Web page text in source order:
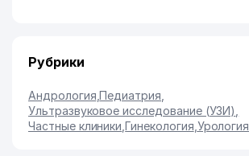
Рубрики
Андрология ,Педиатрия
Ультразвуковое исследование (УЗИ)
Частные клиники ,Гинекология Урология